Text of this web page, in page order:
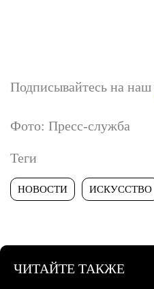
Подписывайтесь на наш
Фото: Пресс-служба
Теги
НОВОСТИ ИСКУССТВО
ЧИТАЙТЕ ТАКЖЕ